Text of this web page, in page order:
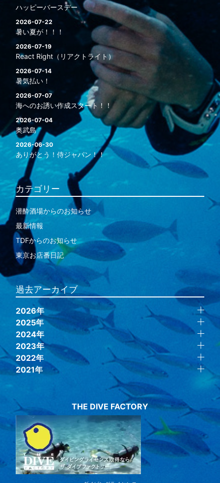
ハッピーバースデー
2026-07-22
暑い夏が！！！
2026-07-19
React Right（リアクトライト）
2026-07-14
暑気払い！
2026-07-07
海へのお誘い作成スタート！！
2026-07-04
奥武島
2026-06-30
ありがとう！侍ジャパン！！
カテゴリー
潜酔酒場からのお知らせ
最新情報
TDFからのお知らせ
東京お店番日記
過去アーカイブ
2026年
2025年
2024年
2023年
2022年
2021年
THE DIVE FACTORY